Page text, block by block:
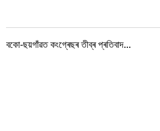
বকো-ছয়গাঁৱত কংগ্ৰেছৰ তীব্ৰ প্ৰতিবাদ...